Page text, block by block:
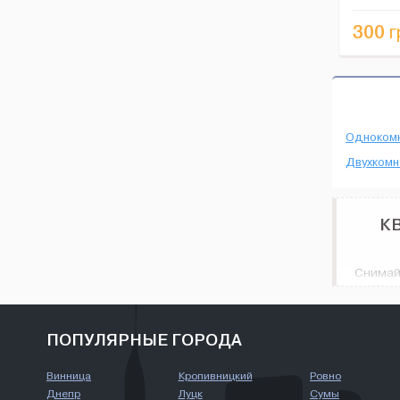
300
ПОПУЛЯРНЫЕ ГОРОДА
Винница
Днепр
Кропивницкий
Луцк
Ровно
Сумы